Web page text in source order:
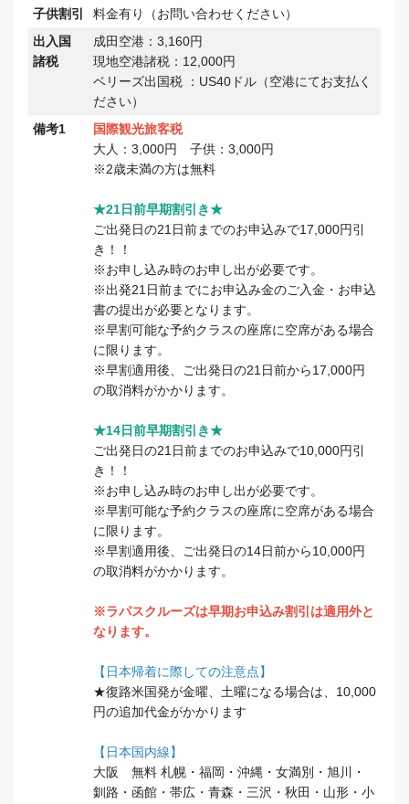
子供割引
料金有り（お問い合わせください）
出入国
諸税
成田空港：3,160円
現地空港諸税：12,000円
ベリーズ出国税 ：US40ドル（空港にてお支払く
ださい）
備考1
国際観光旅客税
大人：3,000円 子供：3,000円
※2歳未満の方は無料
★21日前早期割引き★
ご出発日の21日前までのお申込みで17,000円引
き！！
※お申し込み時のお申し出が必要です。
※出発21日前までにお申込み金のご入金・お申込
書の提出が必要となります。
※早割可能な予約クラスの座席に空席がある場合
に限ります。
※早割適用後、ご出発日の21日前から17,000円
の取消料がかかります。
★14日前早期割引き★
ご出発日の21日前までのお申込みで10,000円引
き！！
※お申し込み時のお申し出が必要です。
※早割可能な予約クラスの座席に空席がある場合
に限ります。
※早割適用後、ご出発日の14日前から10,000円
の取消料がかかります。
※ラパスクルーズは早期お申込み割引は適用外と
なります。
【日本帰着に際しての注意点】
★復路米国発が金曜、土曜になる場合は、10,000
円の追加代金がかかります
【日本国内線】
大阪 無料 札幌・福岡・沖縄・女満別・旭川・
釧路・函館・帯広・青森・三沢・秋田・山形・小